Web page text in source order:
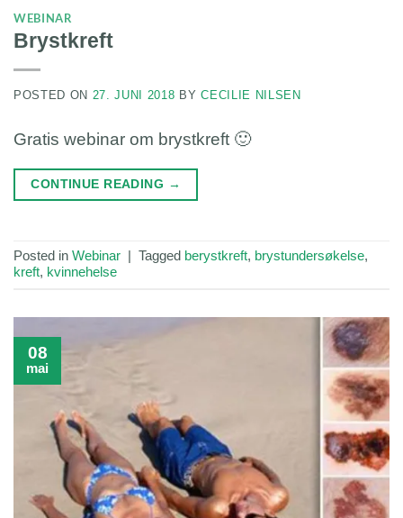
WEBINAR
Brystkreft
POSTED ON 27. JUNI 2018 BYCECILIE NILSEN
Gratis webinar om brystkreft 🙂
CONTINUE READING →
Posted in Webinar | Tagged berystkreft, brystundersøkelse,
kreft, kvinnehelse
08
mai